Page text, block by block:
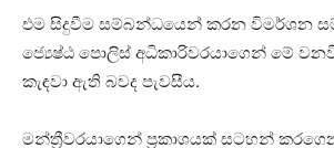
එම සිදුවීම සම්බන්ධයෙන් කරන විමර්ශන
ජ්‍යෙෂ්ඨ පොලිස් අධිකාරිවරයාගෙන් මේ
කැඳවා ඇති බවද පැවසීය.
මන්ත්‍රීවරයාගෙන් ප්‍රකාශයක් සටහන්